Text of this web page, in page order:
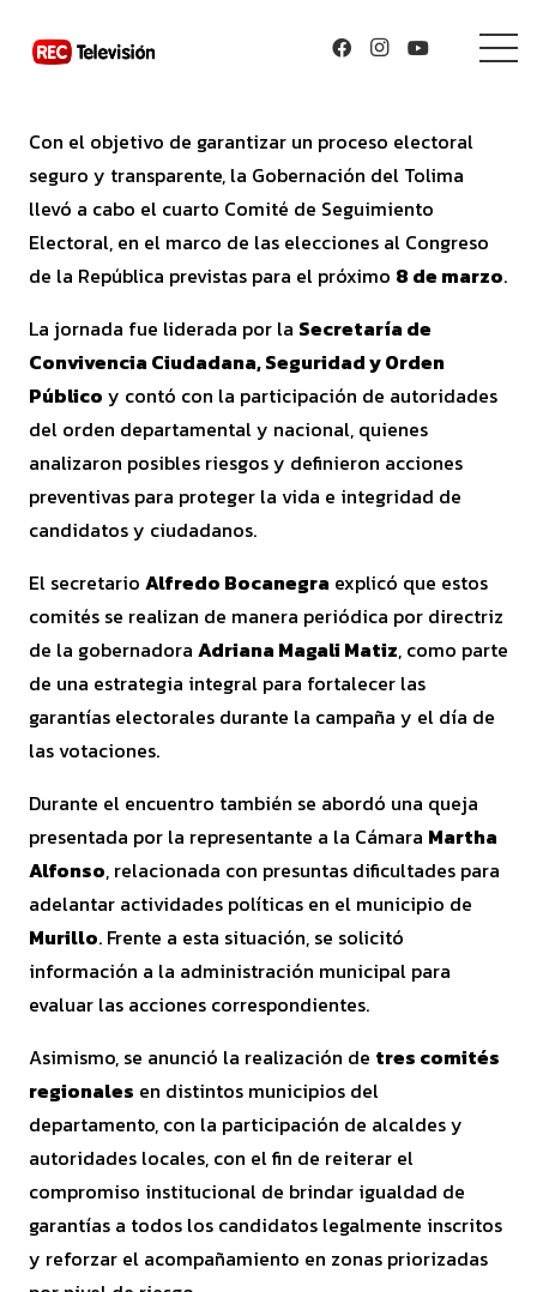
Con el objetivo de garantizar un proceso electoral
seguro y transparente, la Gobernación del Tolima
llevó a cabo el cuarto Comité de Seguimiento
Electoral, en el marco de las elecciones al Congreso
de la República previstas para el próximo 8 de marzo.
La jornada fue liderada por la Secretaría de
Convivencia Ciudadana, Seguridad y Orden
Público y contó con la participación de autoridades
del orden departamental y nacional, quienes
analizaron posibles riesgos y definieron acciones
preventivas para proteger la vida e integridad de
candidatos y ciudadanos.
El secretario Alfredo Bocanegra explicó que estos
comités se realizan de manera periódica por directriz
de la gobernadora Adriana Magali Matiz, como parte
de una estrategia integral para fortalecer las
garantías electorales durante la campaña y el día de
las votaciones.
Durante el encuentro también se abordó una queja
presentada por la representante a la Cámara Martha
Alfonso, relacionada con presuntas dificultades para
adelantar actividades políticas en el municipio de
Murillo. Frente a esta situación, se solicitó
información a la administración municipal para
evaluar las acciones correspondientes.
Asimismo, se anunció la realización de tres comités
regionales en distintos municipios del
departamento, con la participación de alcaldes y
autoridades locales, con el fin de reiterar el
compromiso institucional de brindar igualdad de
garantías a todos los candidatos legalmente inscritos
y reforzar el acompañamiento en zonas priorizadas